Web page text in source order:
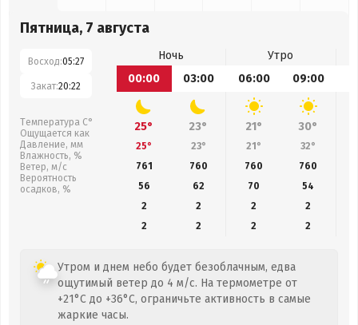
Пятница, 7 августа
Восход:05:27
Закат:20:22
Температура С°
Ощущается как
Давление, мм
Влажность, %
Ветер, м/с
Вероятность
осадков, %
Ночь
Утро
00:00
03:00 06:00 09:00
25° 23° 21° 30°
25° 23° 21° 32°
761
760 760 760
56
62 70
54
2
2 2
2
2
2 2 2
Утром и днем небо будет безоблачным, едва
ощутимый ветер до 4 м/с. На термометре от
+21°C до +36°C, ограничьте активность в самые
жаркие часы.